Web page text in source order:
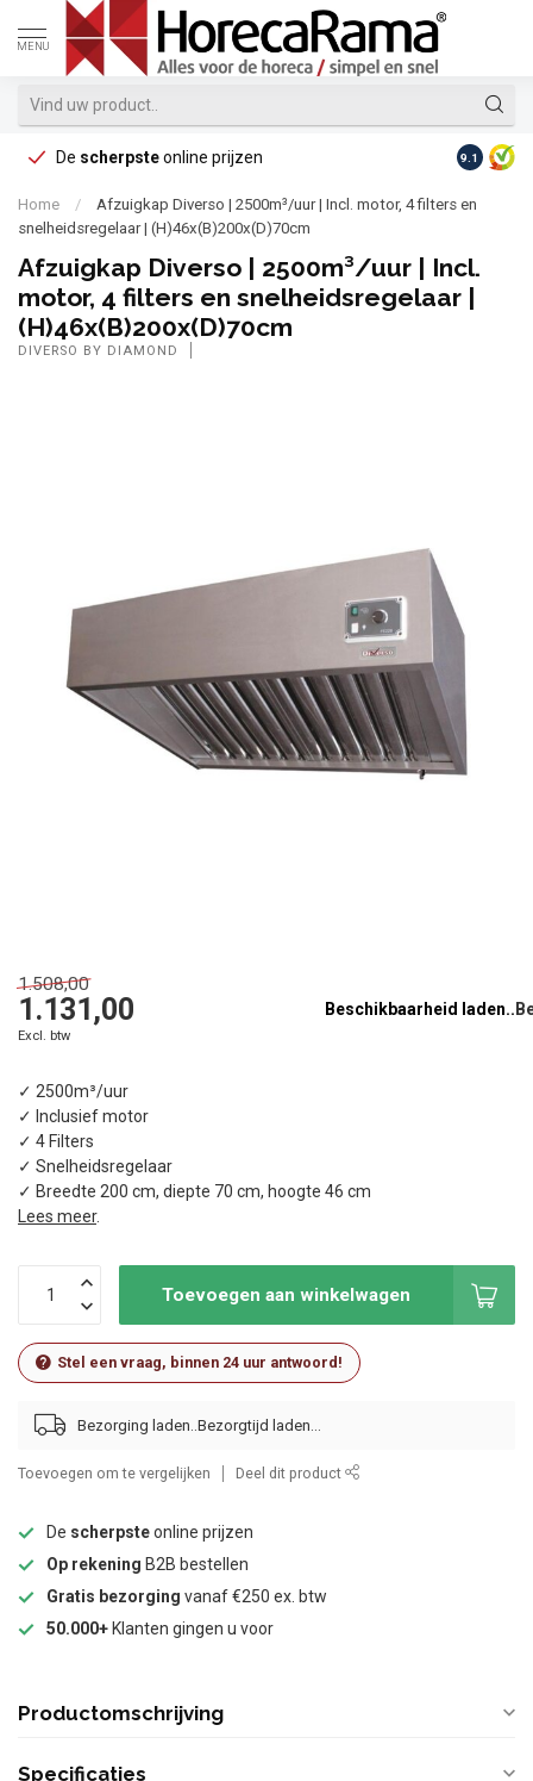
MENU
De scherpsteonline prijzen Op
9.1
Home /
Afzuigkap Diverso | 2500m³/uur | Incl. motor, 4 filters en
snelheidsregelaar | (H)46x(B)200x(D)70cm
Afzuigkap Diverso | 2500m³/uur | Incl.
motor, 4 filters en snelheidsregelaar |
(H)46x(B)200x(D)70cm
DIVERSO BY DIAMOND
1.508,00
1.131,00
Excl. btw
Beschikbaarheid laden..
✓ 2500m³/uur
✓ Inclusief motor
✓ 4 Filters
✓ Snelheidsregelaar
✓ Breedte 200 cm, diepte 70 cm, hoogte 46 cm
Lees meer.
Toevoegen aan winkelwagen
Stel een vraag, binnen 24 uur antwoord!
Bezorging laden..
Toevoegen om te vergelijken Deel dit product
De scherpsteonline prijzen
Op rekening B2B bestellen
Gratis bezorging vanaf €250 ex. btw
50.000+ Klanten gingen u voor
Productomschrijving
Specificaties